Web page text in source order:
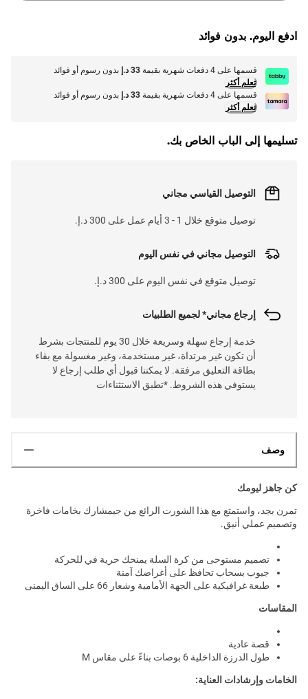
ادفع اليوم. بدون فوائد
قسمها على 4 دفعات شهرية بقيمة 33 د.إ
بدون رسوم أو فوائد
تعلم أكثر
قسمها على 4 دفعات شهرية بقيمة
33 د.إ
بدون رسوم أو فوائد
تعلم أكثر
تسليمها إلى الباب الخاص بك.
التوصيل القياسي مجاني
توصيل متوقع خلال 1 - 3 أيام عمل على 300 د.إ.
التوصيل مجاني في نفس اليوم
توصيل متوقع في نفس اليوم على 300 د.إ.
إرجاع مجاني* لجميع الطلبيات
خدمة إرجاع سهلة وسريعة خلال 30 يوم للمنتجات بشرط
أن تكون غير مرتداة، غير مستخدمة، وغير مغسولة مع بقاء
بطاقة التعليق مرفقة. لا يمكننا قبول أي طلب إرجاع لا
يستوفي هذه الشروط. *تطبق الاستثناءات
وصف
كن جاهز ليومك
تمرن بجد، واستمتع مع هذا الشورت الرائع من جيمشارك بخامات فاخرة
وتصميم عملي أنيق.
تصميم مستوحى من كرة السلة يمنحك حرية في للحركة
جيوب بسحاب تحافظ على أغراضك آمنة
طبعة غرافيكية على الجهة الأمامية وشعار 66 على الساق اليمنى
المقاسات
قصة عادية
طول الدرزة الداخلية 6 بوصات بناءً على مقاس M
الخامات وإرشادات العناية: